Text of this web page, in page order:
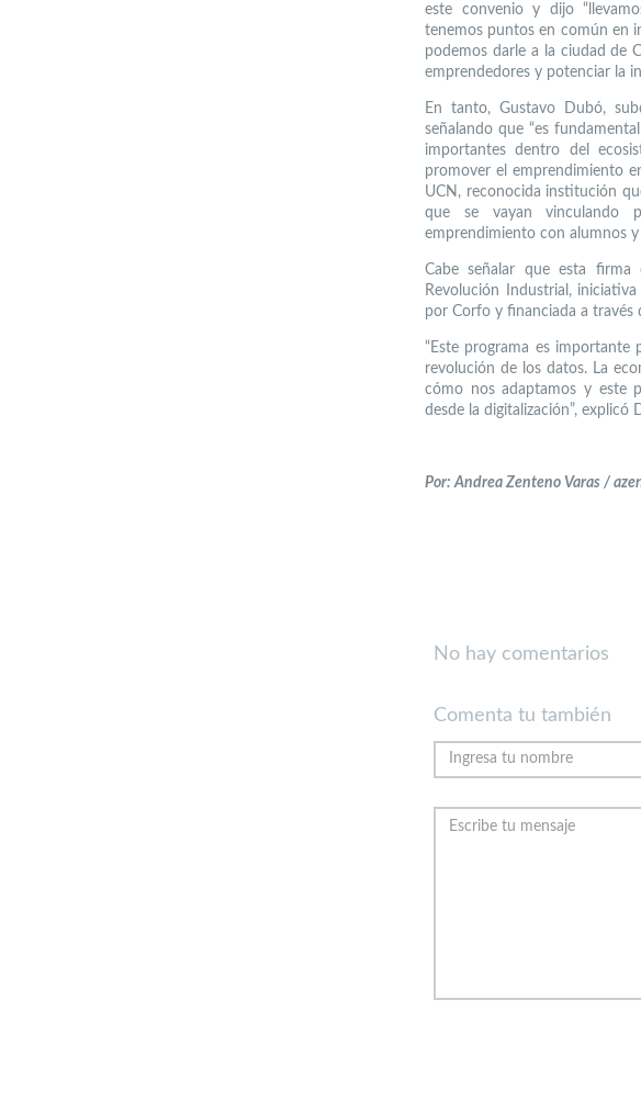
este convenio y dijo
tenemos puntos en común en
podemos darle a la ciudad de
emprendedores y potenciar la
En tanto, Gustavo Dubó,
señalando que “es
importantes dentro del
promover el emprendimiento
UCN, reconocida institución
que se vayan vinculando
emprendimiento con alumnos
Cabe señalar que esta
Revolución Industrial,
por Corfo y financiada a través
“Este programa es importante
revolución de los datos. La
cómo nos adaptamos y este
desde la digitalización”, explicó
Por: Andrea Zenteno Varas /
No hay comentarios
Comenta tu también